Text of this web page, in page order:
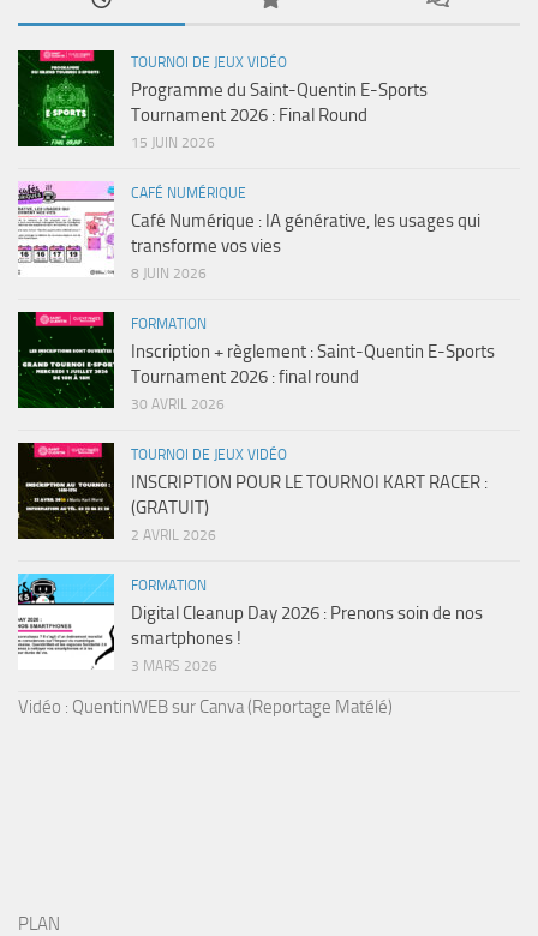
TOURNOI DE JEUX VIDÉO
Programme du Saint-Quentin E-Sports
Tournament 2026 : Final Round
15 JUIN 2026
CAFÉ NUMÉRIQUE
Café Numérique : IA générative, les usages qui
transforme vos vies
8 JUIN 2026
FORMATION
Inscription + règlement : Saint-Quentin E-Sports
Tournament 2026 : final round
30 AVRIL 2026
TOURNOI DE JEUX VIDÉO
INSCRIPTION POUR LE TOURNOI KART RACER :
(GRATUIT)
2 AVRIL 2026
FORMATION
Digital Cleanup Day 2026 : Prenons soin de nos
smartphones !
3 MARS 2026
Vidéo : QuentinWEB sur Canva (Reportage Matélé)
PLAN